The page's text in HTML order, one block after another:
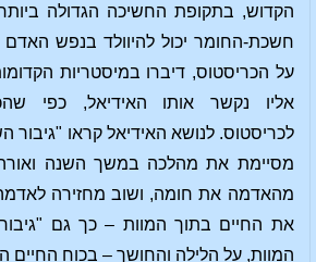
הקדוש, בתקופת החשיכה הגדולה
חשכת-החומר יכול להיוולד בנפש האדם
על הכריסטוס, דיברו במיסטריות
אליו נקשר אותו האידיאל, כפי
לכריסטוס. לנושא האידיאל קראו
מסיימת את מהלכה במשך השנה ואורה
מהאדמה את חומה, ושוב מחזירה
את החיים בתוך המוות – כך גם
המוות, על הלילה והחושך – בכוח החיים